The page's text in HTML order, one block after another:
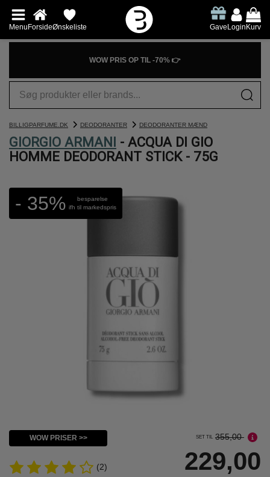
MenuForsideØnskeliste GaveLoginKurv
WOW PRIS OP TIL -70% 👉
BILLIGPARFUME.DK DEODORANTER DEODORANTER MÆND
GIORGIO ARMANI - ACQUA DI GIO
HOMME DEODORANT STICK - 75G
- 35%
besparelse
ifh til markedspris
WOW PRISER >>
(2)
SET TIL 355,00
229,00